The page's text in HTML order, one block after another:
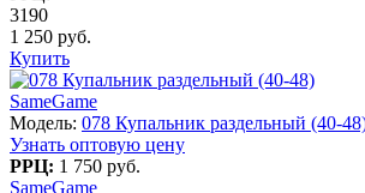
3190
1 250 руб.
Купить
SameGame
Модель: 078 Купальник раздельный (40-
Узнать оптовую цену
РРЦ: 1 750 руб.
SameGame